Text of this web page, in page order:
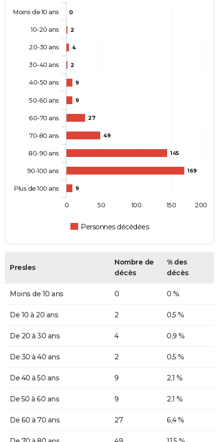
0
2
4
2
9
9
27
49
145
169
9
Personnes décédées
Moins de 10 ans
10-20 ans
20-30 ans
30-40 ans
40-50 ans
50-60 ans
60-70 ans
70-80 ans
80-90 ans
90-100 ans
Plus de 100 ans
0 50 100 150 200
Presles
Nombre de
décès
% des
décès
Moins de 10 ans 0 0 %
De 10 à 20 ans 2 0,5 %
De 20 à 30 ans 4 0,9 %
De 30 à 40 ans 2 0,5 %
De 40 à 50 ans 9 2,1 %
De 50 à 60 ans 9 2,1 %
De 60 à 70 ans 27 6,4 %